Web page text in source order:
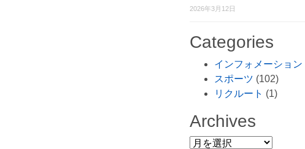
2026年3月12日
Categories
インフォメーション
スポーツ (102)
リクルート (1)
Archives
Archives